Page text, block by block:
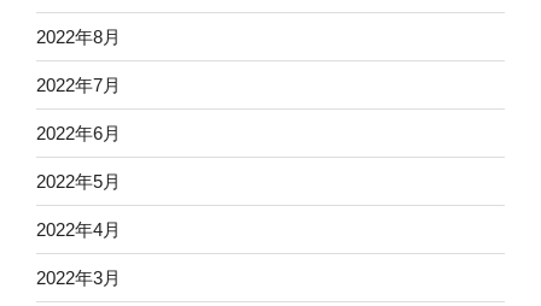
2022年8月
2022年7月
2022年6月
2022年5月
2022年4月
2022年3月